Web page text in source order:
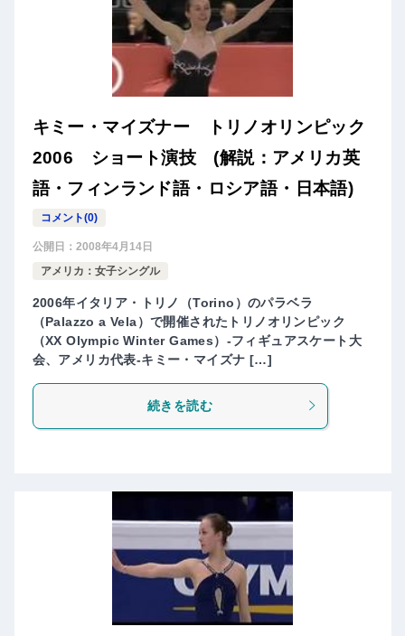
キミー・マイズナー トリノオリンピック
2006 ショート演技 (解説：アメリカ英
語・フィンランド語・ロシア語・日本語)
コメント(0)
公開日： 2008年4月14日
アメリカ：女子シングル
2006年イタリア・トリノ（Torino）のパラベラ
（Palazzo a Vela）で開催されたトリノオリンピック
（XX Olympic Winter Games）-フィギュアスケート大
会、アメリカ代表-キミー・マイズナ […]
続きを読む